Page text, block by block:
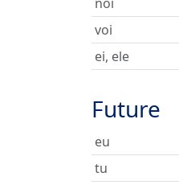
voi
ei, ele
Future
eu
tu